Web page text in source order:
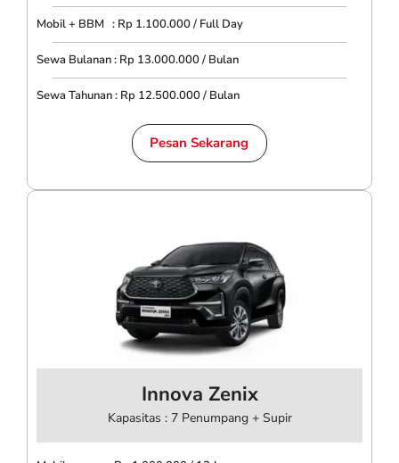
Mobil + BBM : Rp 1.100.000 / Full Day
Sewa Bulanan : Rp 13.000.000 / Bulan
Sewa Tahunan : Rp 12.500.000 / Bulan
Pesan Sekarang
Innova Zenix
Kapasitas : 7 Penumpang + Supir